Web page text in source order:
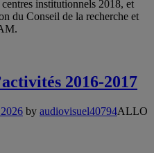
institutionnels 2018, et
du Conseil de la recherche et
2016-2017
by audiovisuel40794ALLO